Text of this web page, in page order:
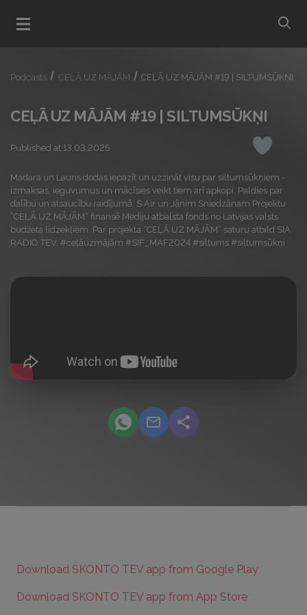
Open menu
Podcasts CEĻĀ UZ MĀJĀM CEĻĀ UZ MĀJĀM #19 | SILTUMSŪKŅI
CEĻĀ UZ MĀJĀM #19 | SILTUMSŪKŅI
Published at 13.03.2025 Like
Madara un Lauris dodas iepazīt un uzzināt visu par siltumsūkņiem -
izmaksas, ieguvumus un mācīsies veikt tiem arī apkopi. Paldies par
dalību un atsaucību raidījumā: S Air un Jānim Sniedzānam Projektu
“CEĻĀ UZ MĀJĀM” finansē Mediju atbalsta fonds no Latvijas valsts
budžeta līdzekļiem. Par projekta “CEĻĀ UZ MĀJĀM” saturu atbild SIA
RADIO TEV. #ceļāuzmājām #SIF_MAF2024 #siltums #siltumsūkņi
podcast.share-title WhatsApp
podcast.share-title Email
podcast.share-title
Download SKONTO TEV app from Google Play
Download SKONTO TEV app from App Store